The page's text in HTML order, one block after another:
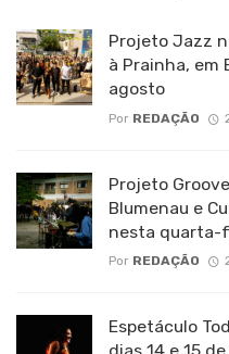
Projeto Jazz
à Prainha, em
agosto
Por REDAÇÃO
Projeto
Blumenau e
nesta quarta-
Por REDAÇÃO
Espetáculo